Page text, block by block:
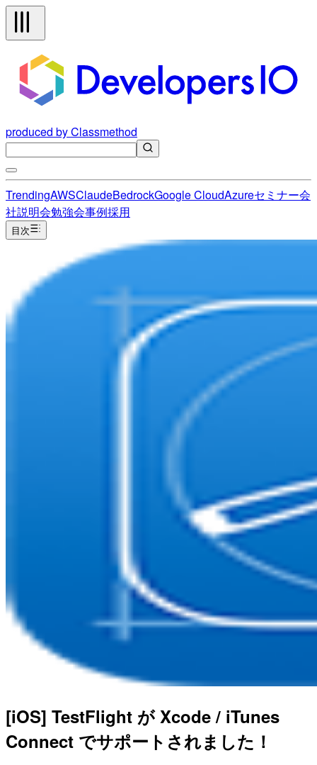
produced by Classmethod
TrendingAWSClaudeBedrockGoogle CloudAzureセミナー会
社説明会勉強会事例採用
目次
[iOS] TestFlight が Xcode / iTunes
Connect でサポートされました！